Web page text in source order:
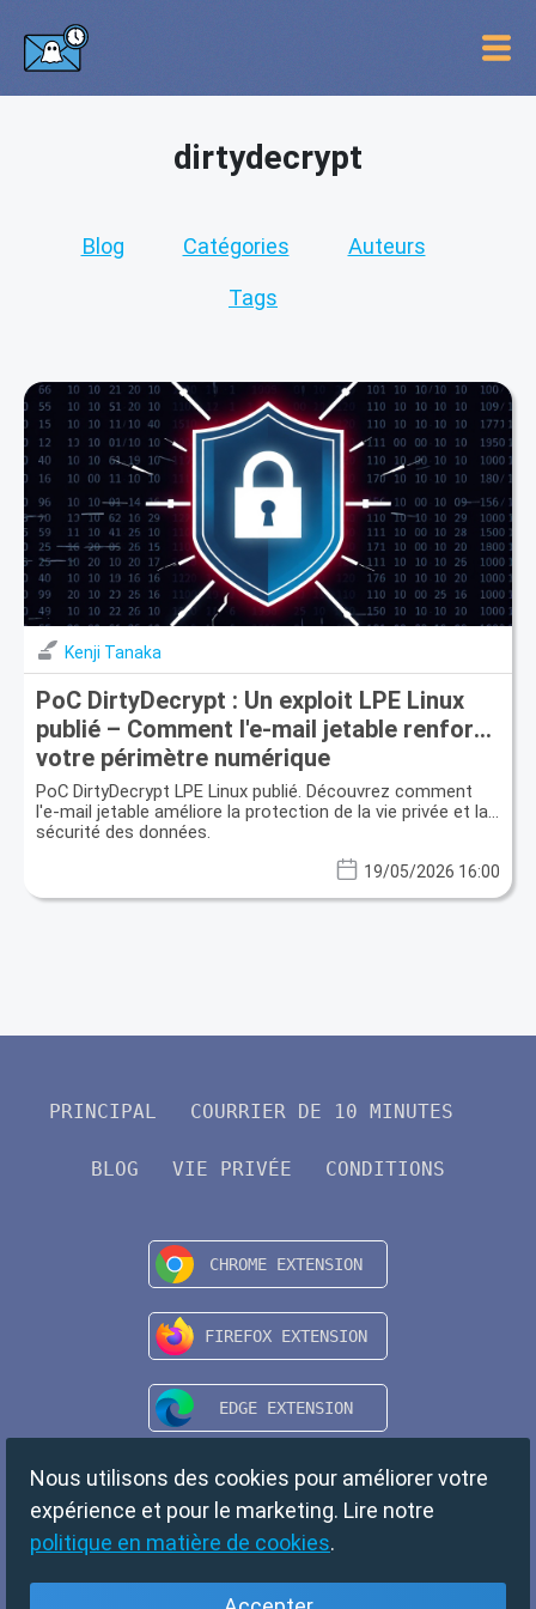
dirtydecrypt
Blog Catégories Auteurs
Tags
Kenji Tanaka
PoC DirtyDecrypt : Un exploit LPE Linux
publié – Comment l'e-mail jetable renforce
votre périmètre numérique
PoC DirtyDecrypt LPE Linux publié. Découvrez comment
l'e-mail jetable améliore la protection de la vie privée et la
sécurité des données.
19/05/2026 16:00
PRINCIPAL COURRIER DE 10 MINUTES
BLOG VIE PRIVÉE CONDITIONS
Nous utilisons des cookies pour améliorer votre
expérience et pour le marketing. Lire notre
politique en matière de cookies.